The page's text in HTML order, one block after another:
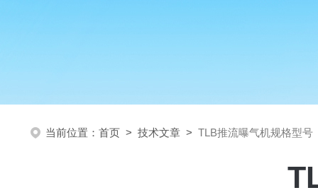
当前位置： 首页 > 技术文章 > TLB推流曝气机规格型号